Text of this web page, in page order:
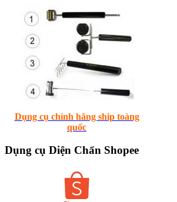
Dụng cụ chính hãng ship toàng
quốc
Dụng cụ Diện Chẩn Shopee